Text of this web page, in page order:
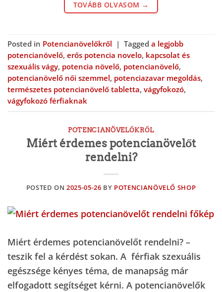
TOVÁBB OLVASOM →
Posted in Potencianövelőkről | Tagged a legjobb
potencianövelő, erős potencia novelo, kapcsolat és
szexuális vágy, potencia növelő, potencianövelő,
potencianövelő női szemmel, potenciazavar megoldás,
természetes potencianövelő tabletta, vágyfokozó,
vágyfokozó férfiaknak
POTENCIANÖVELŐKRŐL
Miért érdemes potencianövelőt
rendelni?
POSTED ON2025-05-26 BY POTENCIANÖVELŐ SHOP
Miért érdemes potencianövelőt rendelni? –
teszik fel a kérdést sokan. A férfiak szexuális
egészsége kényes téma, de manapság már
elfogadott segítséget kérni. A potencianövelők